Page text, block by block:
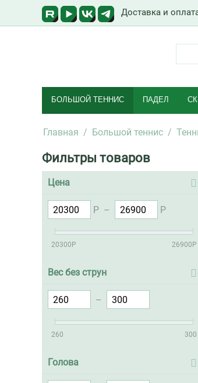
Доставка и
БОЛЬШОЙ ТЕННИС ПАДЕЛ
Главная / Большой теннис /
Фильтры товаров
Цена
Р – Р
20300 Р 26900 Р
Вес без струн
–
260 300
Голова